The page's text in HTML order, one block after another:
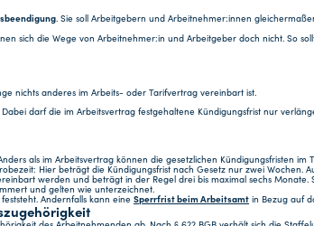
. Sie soll Arbeitgebern und Arbeitnehmer:innen
sich die Wege von Arbeitnehmer:in und Arbeitgeber doch nicht. So
nichts anderes im Arbeits- oder Tarifvertrag vereinbart ist.
darf die im Arbeitsvertrag festgehaltene Kündigungsfrist nur
als im Arbeitsvertrag können die gesetzlichen Kündigungsfristen
Hier beträgt die Kündigungsfrist nach Gesetz nur zwei Wochen.
werden und beträgt in der Regel drei bis maximal sechs
und gelten wie unterzeichnet.
Andernfalls kann eine Sperrfrist beim Arbeitsamt in Bezug auf